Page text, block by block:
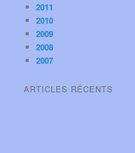
2011
2010
2009
2008
2007
ARTICLES RÉCENTS